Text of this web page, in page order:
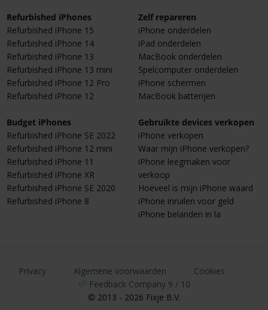
Refurbished iPhones
Refurbished iPhone 15
Refurbished iPhone 14
Refurbished iPhone 13
Refurbished iPhone 13 mini
Refurbished iPhone 12 Pro
Refurbished iPhone 12
Budget iPhones
Refurbished iPhone SE 2022
Refurbished iPhone 12 mini
Refurbished iPhone 11
Refurbished iPhone XR
Refurbished iPhone SE 2020
Refurbished iPhone 8
Zelf repareren
iPhone onderdelen
iPad onderdelen
MacBook onderdelen
Spelcomputer onderdelen
iPhone schermen
MacBook batterijen
Gebruikte devices verkopen
iPhone verkopen
Waar mijn iPhone verkopen?
iPhone leegmaken voor
verkoop
Hoeveel is mijn iPhone waard
iPhone inruilen voor geld
iPhone belanden in la
Privacy Algemene voorwaarden Cookies
Feedback Company 9 / 10
© 2013 - 2026 Fixje B.V.